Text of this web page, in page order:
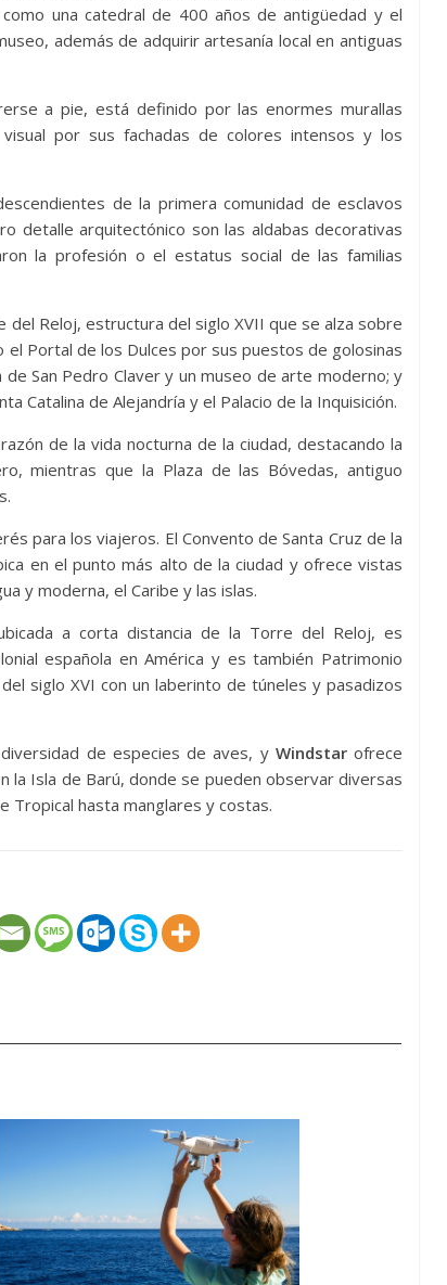
una catedral de 400 años de antigüedad y el
además de adquirir artesanía local en antiguas
a pie, está definido por las enormes murallas
por sus fachadas de colores intensos y los
de la primera comunidad de esclavos
detalle arquitectónico son las aldabas decorativas
la profesión o el estatus social de las familias
Reloj, estructura del siglo XVII que se alza sobre
el Portal de los Dulces por sus puestos de golosinas
San Pedro Claver y un museo de arte moderno; y
Catalina de Alejandría y el Palacio de la Inquisición.
de la vida nocturna de la ciudad, destacando la
mientras que la Plaza de las Bóvedas, antiguo
para los viajeros. El Convento de Santa Cruz de la
en el punto más alto de la ciudad y ofrece vistas
y moderna, el Caribe y las islas.
a corta distancia de la Torre del Reloj, es
española en América y es también Patrimonio
siglo XVI con un laberinto de túneles y pasadizos
de especies de aves, y Windstarofrece
la Isla de Barú, donde se pueden observar diversas
Tropical hasta manglares y costas.